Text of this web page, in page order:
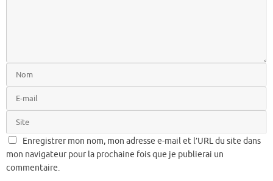
Enregistrer mon nom, mon adresse e-mail et l’URL du site dans
mon navigateur pour la prochaine fois que je publierai un
commentaire.